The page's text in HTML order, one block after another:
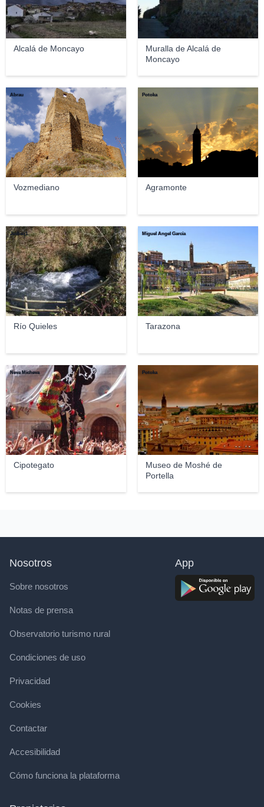
Alcalá de Moncayo
Muralla de Alcalá de
Moncayo
Vozmediano
Abrau
Agramonte
Potoka
Río Quieles
Jesbaq1
Tarazona
Miguel Ángel García
Cipotegato
Neva Micheva
Museo de Moshé de
Portella
Potoka
Nosotros
Sobre nosotros
Notas de prensa
Observatorio turismo rural
Condiciones de uso
Privacidad
Cookies
Contactar
Accesibilidad
Cómo funciona la plataforma
App